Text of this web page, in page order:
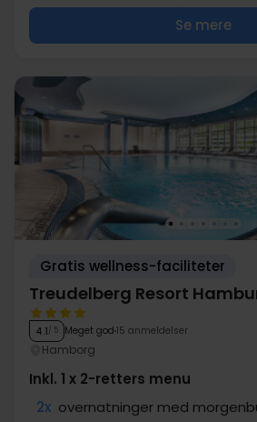
Se mere
Gratis wellness-faciliteter
Treudelberg Resort
4.1/ 5 Meget god 15 anmeldelser
Hamborg
Inkl. 1 x 2-retters menu
2x overnatninger med